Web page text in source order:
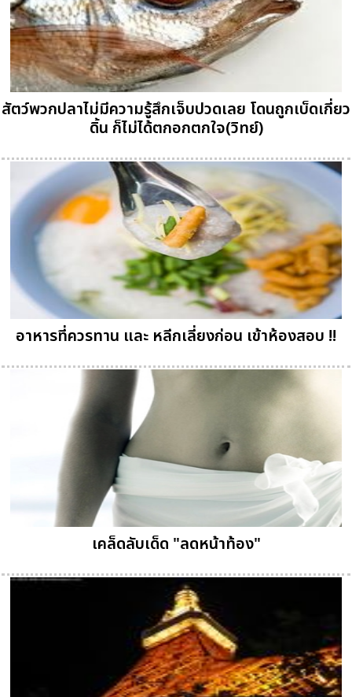
สัตว์พวกปลาไม่มีความรู้สึกเจ็บปวดเลย โดนถูกเบ็ดเกี่ยว
ดิ้น ก็ไม่ได้ตกอกตกใจ(วิทย์)
อาหารที่ควรทาน และ หลีกเลี่ยงก่อน เข้าห้องสอบ !!
เคล็ดลับเด็ด "ลดหน้าท้อง"